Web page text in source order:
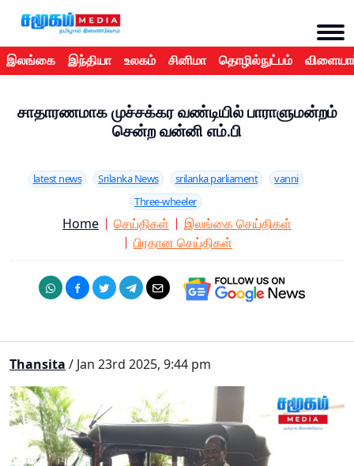
இலங்கை இந்தியா உலகம் சினிமா தொழில்நுட்பம்
சாதாரணமாக முச்சக்கர வண்டியில் பாராளுமன்றம்
சென்ற வன்னி எம்.பி
latest news Srilanka News srilanka parliament
vanni
Three-wheeler
Home செய்திகள்
இலங்கை செய்திகள்
பிரதான செய்திகள்
Thansita / Jan 23rd 2025, 9:44 pm